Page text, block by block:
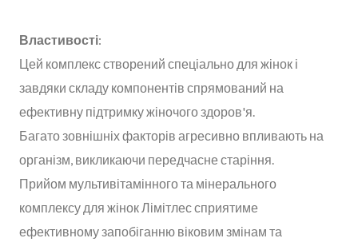
Властивості:
Цей комплекс створений спеціально для жінок і
завдяки складу компонентів спрямований на
ефективну підтримку жіночого здоров'я.
Багато зовнішніх факторів агресивно впливають на
організм, викликаючи передчасне старіння.
Прийом мультивітамінного та мінерального
комплексу для жінок Лімітлес сприятиме
ефективному запобіганню віковим змінам та